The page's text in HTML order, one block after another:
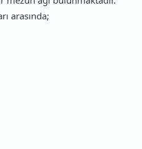
arasında;